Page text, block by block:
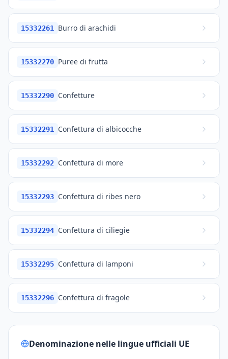
15332261 Burro di arachidi
15332270 Puree di frutta
15332290 Confetture
15332291 Confettura di albicocche
15332292 Confettura di more
15332293 Confettura di ribes nero
15332294 Confettura di ciliegie
15332295 Confettura di lamponi
15332296 Confettura di fragole
Denominazione nelle lingue ufficiali UE